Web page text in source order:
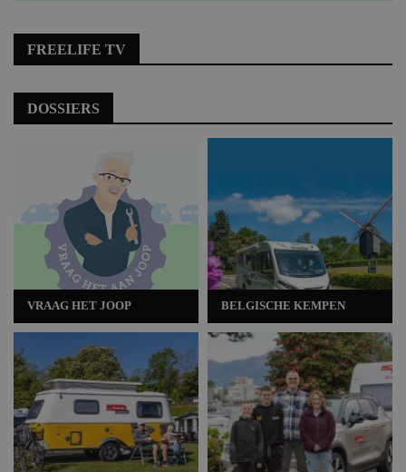
FREELIFE TV
DOSSIERS
VRAAG HET JOOP BELGISCHE KEMPEN